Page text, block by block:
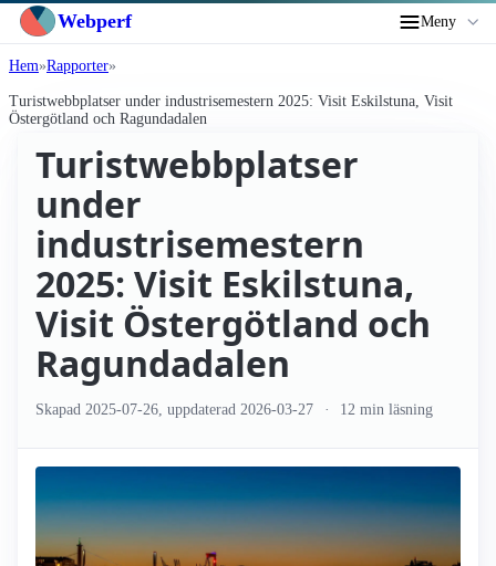
Webperf Meny
Hem Rapporter
Turist­webbplatser under industrisemestern 2025: Visit Eskilstuna, Visit
Östergötland och Ragundadalen
Turist­webbplatser
under
industrisemestern
2025: Visit Eskilstuna,
Visit Östergötland och
Ragundadalen
Skapad 2025-07-26 , uppdaterad 2026-03-27 12 min läsning